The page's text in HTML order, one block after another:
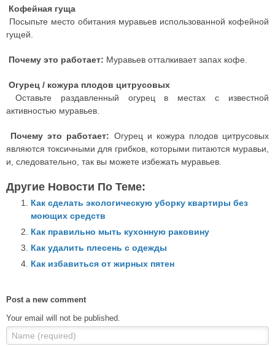
Кофейная гуща
Посыпьте место обитания муравьев использованной кофейной
гущей.
Почему это работает: Муравьев отталкивает запах кофе.
Огурец / кожура плодов цитрусовых
Оставьте раздавленный огурец в местах с известной
активностью муравьев.
Почему это работает: Огурец и кожура плодов цитрусовых
являются токсичными для грибков, которыми питаются муравьи,
и, следовательно, так вы можете избежать муравьев.
Другие Новости По Теме:
Как сделать экологическую уборку квартиры без
моющих средств
Как правильно мыть кухонную раковину
Как удалить плесень с одежды
Как избавиться от жирных пятен
Post a new comment
Your email will not be published.
Name (required)